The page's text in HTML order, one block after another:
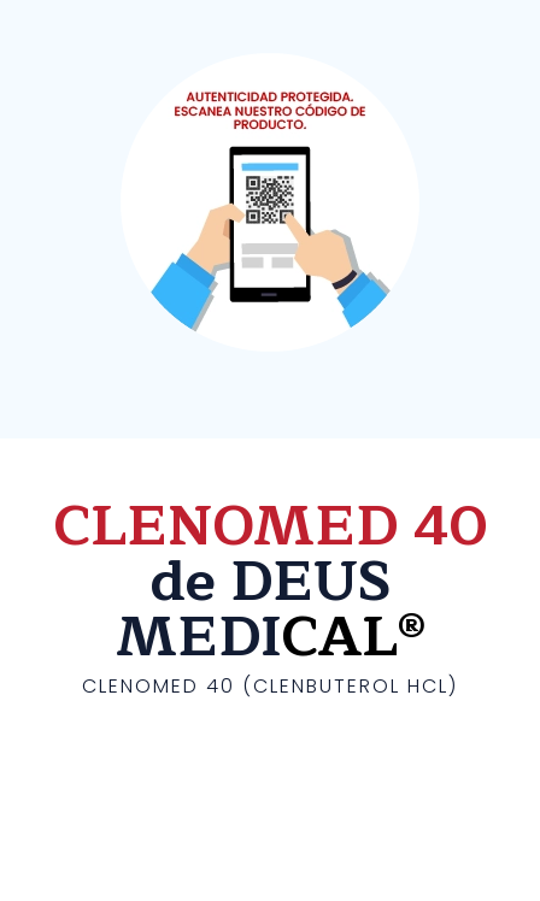
CLENOMED 40
de DEUS
MEDICAL®
CLENOMED 40 (CLENBUTEROL HCL)